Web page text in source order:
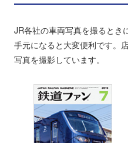
JR各社の車両写真を撮るとき
手元になると大変便利です。
写真を撮影しています。